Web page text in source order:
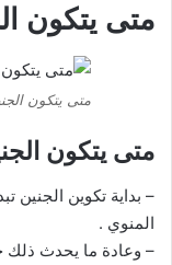
متى يتكون
متى يتكون
متى يتكون
– بداية تكوين الجنين
المنوي .
– وعادة ما يحدث ذلك